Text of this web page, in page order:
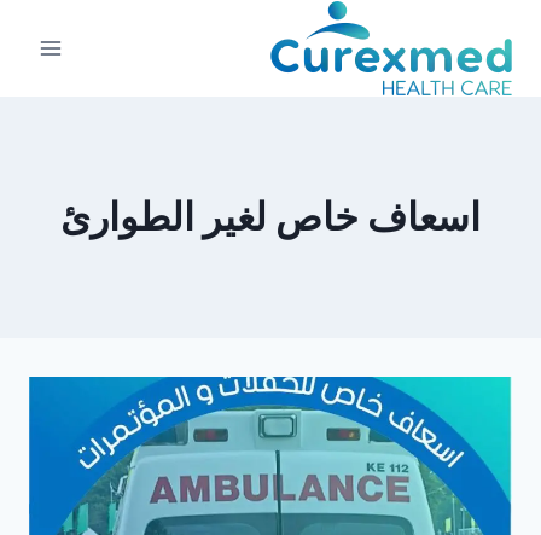
المحتوى
اسعاف خاص لغير الطوارئ